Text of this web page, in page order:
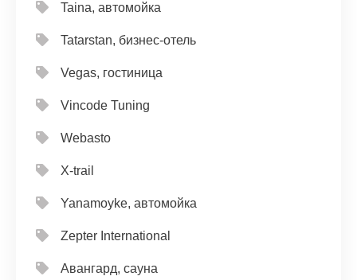
Taina, автомойка
Tatarstan, бизнес-отель
Vegas, гостиница
Vincode Tuning
Webasto
X-trail
Yanamoyke, автомойка
Zepter International
Авангард, сауна